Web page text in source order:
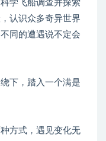
学飞船调查并探索
认识众多奇异世界
同的遭遇说不定会
下，踏入一个满是
方式，遇见变化无